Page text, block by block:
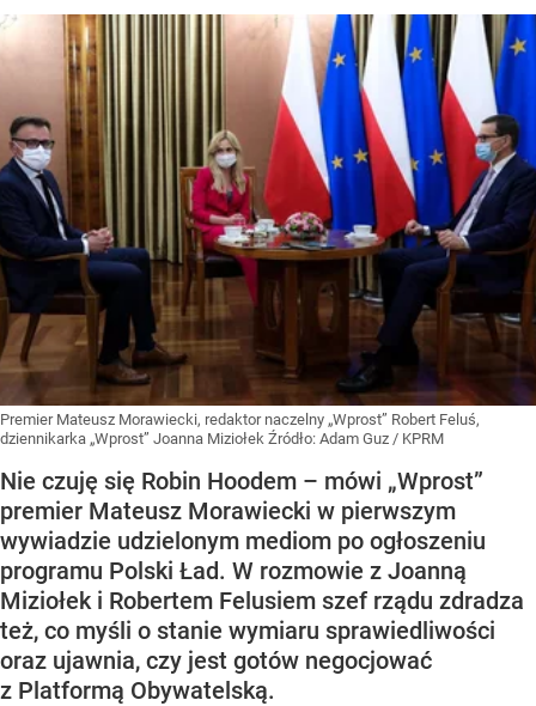
Premier Mateusz Morawiecki, redaktor naczelny „Wprost” Robert Feluś,
dziennikarka „Wprost” Joanna Miziołek Źródło: Adam Guz / KPRM
Nie czuję się Robin Hoodem – mówi „Wprost”
premier Mateusz Morawiecki w pierwszym
wywiadzie udzielonym mediom po ogłoszeniu
programu Polski Ład. W rozmowie z Joanną
Miziołek i Robertem Felusiem szef rządu zdradza
też, co myśli o stanie wymiaru sprawiedliwości
oraz ujawnia, czy jest gotów negocjować
z Platformą Obywatelską.